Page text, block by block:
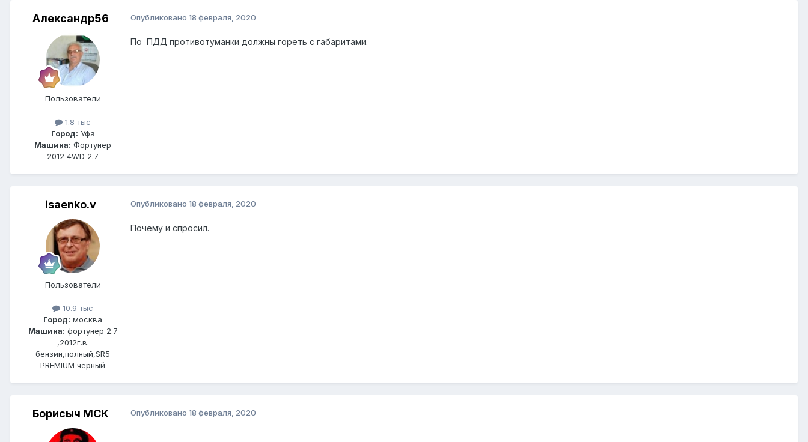
Александр56
Пользователи
1.8 тыс
Город: Уфа
Машина: Фортунер
2012 4WD 2.7
Опубликовано 18 февраля, 2020
По ПДД противотуманки должны гореть с габаритами.
isaenko.v
Пользователи
10.9 тыс
Город: москва
Машина: фортунер 2.7
,2012г.в.
бензин,полный,SR5
PREMIUM черный
Опубликовано 18 февраля, 2020
Почему и спросил.
Борисыч МСК Опубликовано 18 февраля, 2020